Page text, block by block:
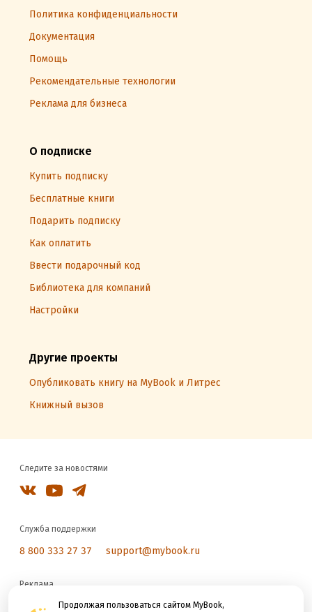
Продолжая пользоваться сайтом MyBook,
Политика конфиденциальности
Документация
Помощь
Рекомендательные технологии
Реклама для бизнеса
О подписке
Купить подписку
Бесплатные книги
Подарить подписку
Как оплатить
Ввести подарочный код
Библиотека для компаний
Настройки
Другие проекты
Опубликовать книгу на MyBook и Литрес
Книжный вызов
Следите за новостями
Служба поддержки
8 800 333 27 37 support@mybook.ru
Реклама
reklama@litres.ru